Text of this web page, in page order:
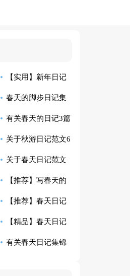
【实用】新年日记
五篇
春天的脚步日记集
合6篇
有关春天的日记3篇
关于秋游日记范文6
篇关于春天日记范文
五篇【推荐】写春天的
日记九篇
【推荐】春天日记
八篇【精品】春天日记
合集7篇
有关春天日记集锦